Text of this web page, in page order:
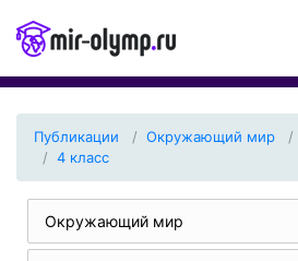
Публикации Окружающий мир
4 класс
Окружающий мир